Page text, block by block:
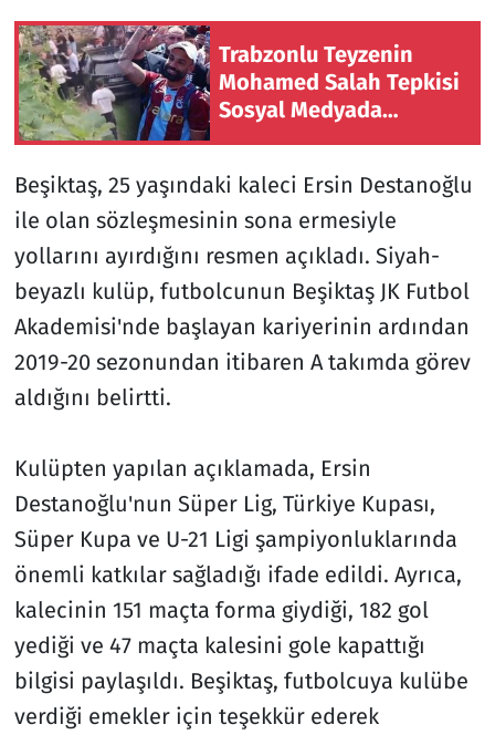
Trabzonlu Teyzenin
Mohamed Salah Tepkisi
Sosyal Medyada
Beşiktaş, 25 yaşındaki kaleci Ersin Destanoğlu
ile olan sözleşmesinin sona ermesiyle
yollarını ayırdığını resmen açıkladı. Siyah-
beyazlı kulüp, futbolcunun Beşiktaş JK Futbol
Akademisi'nde başlayan kariyerinin ardından
2019-20 sezonundan itibaren A takımda görev
aldığını belirtti.
Kulüpten yapılan açıklamada, Ersin
Destanoğlu'nun Süper Lig, Türkiye Kupası,
Süper Kupa ve U-21 Ligi şampiyonluklarında
önemli katkılar sağladığı ifade edildi. Ayrıca,
kalecinin 151 maçta forma giydiği, 182 gol
yediği ve 47 maçta kalesini gole kapattığı
bilgisi paylaşıldı. Beşiktaş, futbolcuya kulübe
verdiği emekler için teşekkür ederek